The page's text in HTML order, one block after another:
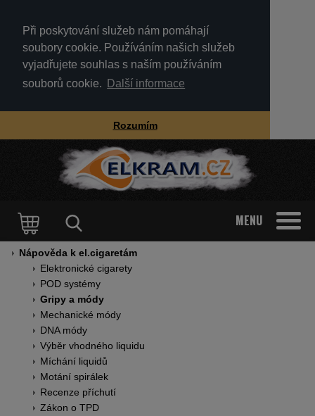
Při poskytování služeb nám pomáhají
soubory cookie. Používáním našich služeb
vyjadřujete souhlas s naším používáním
souborů cookie.
Další informace
Rozumím
MENU
Nápověda k el.cigaretám
Elektronické cigarety
POD systémy
Gripy a módy
Mechanické módy
DNA módy
Výběr vhodného liquidu
Míchání liquidů
Motání spirálek
Recenze příchutí
Zákon o TPD